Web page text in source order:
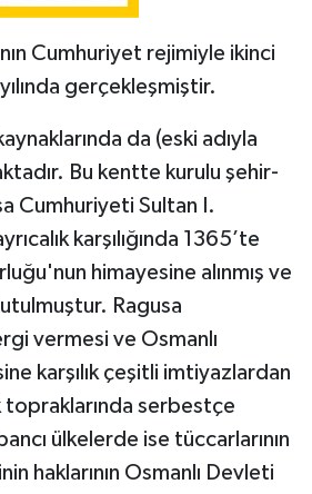
Cumhuriyet rejimiyle ikinci
gerçekleşmiştir.
da (eski adıyla
Bu kentte kurulu şehir-
Cumhuriyeti Sultan I.
karşılığında 1365’te
himayesine alınmış ve
Ragusa
vermesi ve Osmanlı
karşılık çeşitli imtiyazlardan
topraklarında serbestçe
ülkelerde ise tüccarlarının
haklarının Osmanlı Devleti